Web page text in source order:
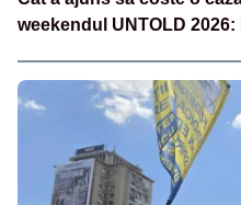
weekendul UNTOLD